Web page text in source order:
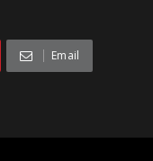
Email